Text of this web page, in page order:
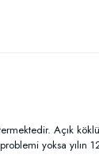
Açık
yoksa yılın